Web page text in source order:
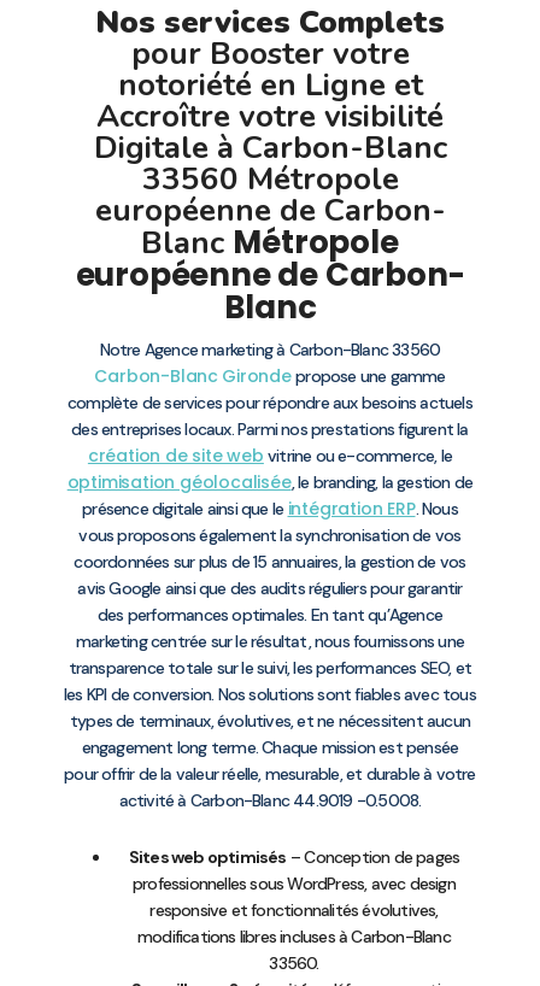
Nos services Complets
pour Booster votre
notoriété en Ligne et
Accroître votre visibilité
Digitale à Carbon-Blanc
33560 Métropole
européenne de Carbon-
Blanc Métropole
européenne de Carbon-
Blanc
Notre Agence marketing à Carbon-Blanc 33560
Carbon-Blanc Girondepropose une gamme
complète de services pour répondre aux besoins actuels
des entreprises locaux. Parmi nos prestations figurent la
création de site web vitrine ou e-commerce, le
optimisation géolocalisée, le branding, la gestion de
présence digitale ainsi que le intégration ERP. Nous
vous proposons également la synchronisation de vos
coordonnées sur plus de 15 annuaires, la gestion de vos
avis Google ainsi que des audits réguliers pour garantir
des performances optimales. En tant qu’Agence
marketing centrée sur le résultat, nous fournissons une
transparence totale sur le suivi, les performances SEO, et
les KPI de conversion. Nos solutions sont fiables avec tous
types de terminaux, évolutives, et ne nécessitent aucun
engagement long terme. Chaque mission est pensée
pour offrir de la valeur réelle, mesurable, et durable à votre
activité à Carbon-Blanc 44.9019 -0.5008.
Sites web optimisés – Conception de pages
professionnelles sous WordPress, avec design
responsive et fonctionnalités évolutives,
modifications libres incluses à Carbon-Blanc
33560.